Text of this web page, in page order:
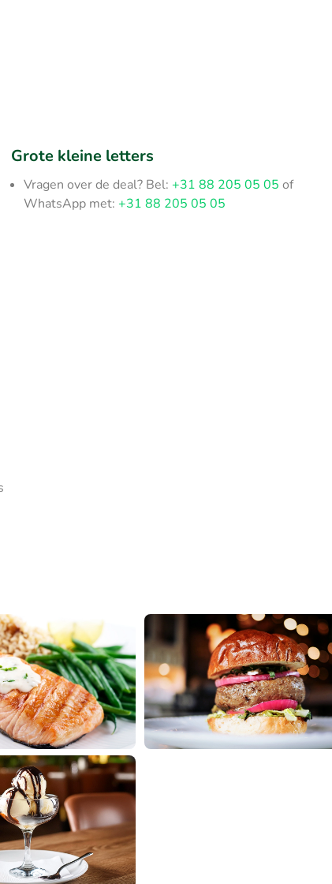
Grote kleine letters
Vragen over de deal? Bel:+31 88 205 05 05 of
WhatsApp met:+31 88 205 05 05